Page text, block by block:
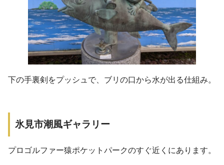
下の手裏剣をプッシュで、ブリの口から水が出る仕組み。
氷見市潮風ギャラリー
プロゴルファー猿ポケットパークのすぐ近くにあります。